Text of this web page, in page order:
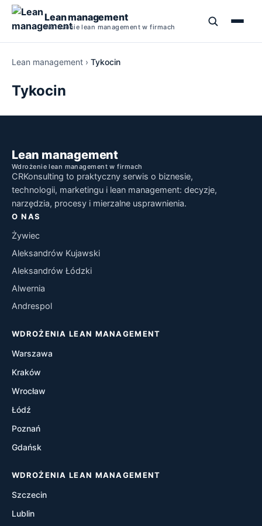
Lean management
Wdrożenie lean management w firmach
Szkolenia Lean Management
Kurs Lean Management
Książki o Lean Management
5S
PDCA
SMED
5 Why
Jidoka
Kaizen
Poka-Yoke
Hoshin Kanri
Just-In-Time (JIT)
Narzędzia Lean Manufacturing
Szkolenie Lean Manufacturing
Lean management › Tykocin
Tykocin
Lean management
Wdrożenie lean management w firmach
CRKonsulting to praktyczny serwis o biznesie,
technologii, marketingu i lean management: decyzje,
narzędzia, procesy i mierzalne usprawnienia.
O NAS
Żywiec
Aleksandrów Kujawski
Aleksandrów Łódzki
Alwernia
Andrespol
WDROŻENIA LEAN MANAGEMENT
Warszawa
Kraków
Wrocław
Łódź
Poznań
Gdańsk
WDROŻENIA LEAN MANAGEMENT
Szczecin
Lublin